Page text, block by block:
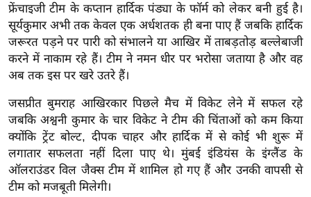
ज
ग
त
बॉ
वु
ड
हॉ
ली
वु
फ्रेंचाइजी टीम के कप्तान हार्दिक पंड्या के फॉर्म को लेकर बनी हुई है।
सूर्यकुमार अभी तक केवल एक अर्धशतक ही बना पाए हैं जबकि हार्दिक
जरूरत पड़ने पर पारी को संभालने या आखिर में ताबड़तोड़ बल्लेबाजी
करने में नाकाम रहे हैं। टीम ने नमन धीर पर भरोसा जताया है और वह
अब तक इस पर खरे उतरे हैं।
जसप्रीत बुमराह आखिरकार पिछले मैच में विकेट लेने में सफल रहे
जबकि अश्वनी कुमार के चार विकेट ने टीम की चिंताओं को कम किया
क्योंकि ट्रेंट बोल्ट, दीपक चाहर और हार्दिक में से कोई भी शुरू में
लगातार सफलता नहीं दिला पाए थे। मुंबई इंडियंस के इंग्लैंड के
ऑलराउंडर विल जैक्स टीम में शामिल हो गए हैं और उनकी वापसी से
टीम को मजबूती मिलेगी।